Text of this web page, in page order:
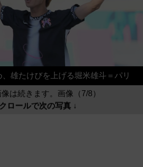
雄たけびを上げる堀米雄斗＝パリ
は続きます。画像（7/8）
ロールで次の写真 ↓